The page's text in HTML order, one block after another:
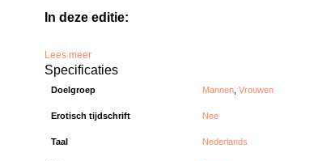
In deze editie:
Lees meer
Specificaties
Doelgroep Mannen ,Vrouwen
Erotisch tijdschrift Nee
Taal Nederlands